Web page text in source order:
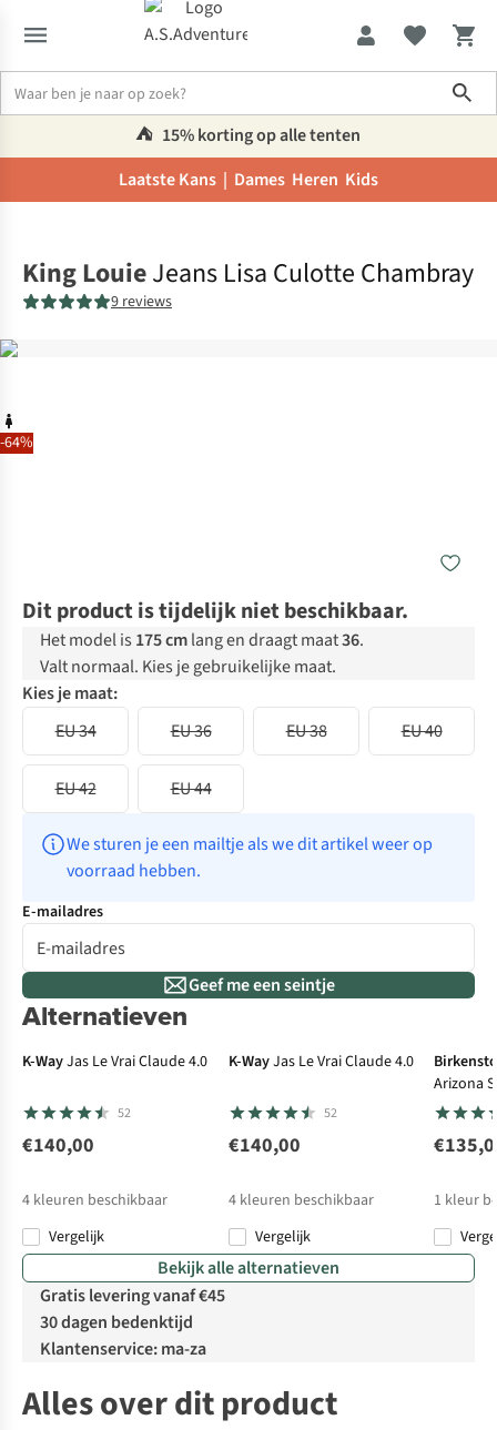
⛺️ 15% korting op alle tenten
Laatste Kans | Dames Heren Kids
-64%
King LouieJeans Lisa Culotte Chambray
9 reviews
Dit product is tijdelijk niet beschikbaar.
Het model is 175 cmlang en draagt maat36.
Valt normaal. Kies je gebruikelijke maat.
Kies je maat:
EU 34
EU 36 EU 38 EU 40
EU 42 EU 44
We sturen je een mailtje als we dit artikel weer op
voorraad hebben.
E-mailadres
Geef me een seintje
Alternatieven
K-WayJas Le Vrai Claude 4.0
52
€140,00
4 kleuren beschikbaar
Vergelijk
K-WayJas Le Vrai Claude 4.0
52
€140,00
4 kleuren beschikbaar
Vergelijk
Arizona
Nubuck
1 kleur
Bekijk alle alternatieven
Gratis levering vanaf €45
30 dagen bedenktijd
Klantenservice: ma-za
Alles over dit product